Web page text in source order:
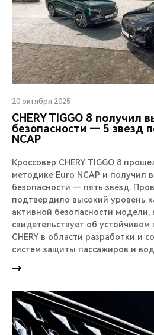
20 октября 2025
CHERY TIGGO 8 получил
безопасности — 5 звезд
NCAP
Кроссовер CHERY TIGGO 8
методике Euro NCAP и получил
безопасности — пять звёзд.
подтвердило высокий уровень
активной безопасности модели,
свидетельствует об устойчивом
CHERY в области разработки и
систем защиты пассажиров и